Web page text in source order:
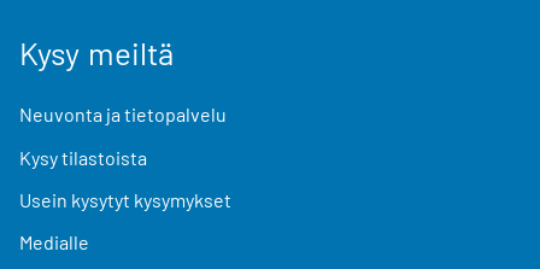
Kysy meiltä
Neuvonta ja tietopalvelu
Kysy tilastoista
Usein kysytyt kysymykset
Medialle